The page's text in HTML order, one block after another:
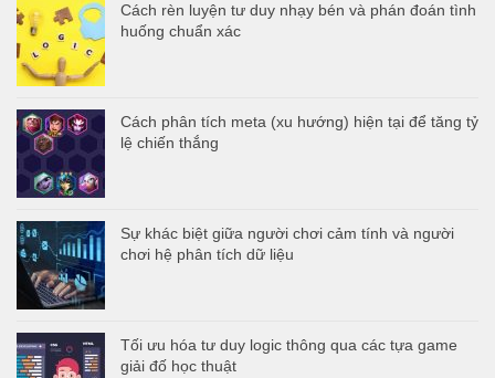
Cách rèn luyện tư duy nhạy bén và phán đoán tình
huống chuẩn xác
Cách phân tích meta (xu hướng) hiện tại để tăng tỷ
lệ chiến thắng
Sự khác biệt giữa người chơi cảm tính và người
chơi hệ phân tích dữ liệu
Tối ưu hóa tư duy logic thông qua các tựa game
giải đố học thuật